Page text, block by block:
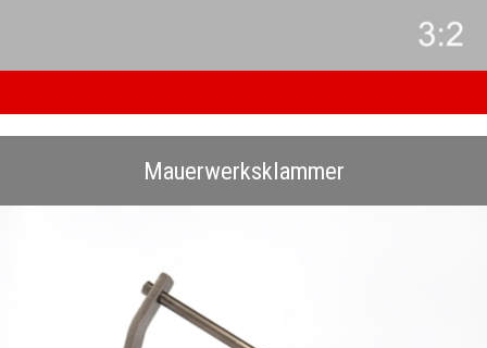
Mauerwerksklammer